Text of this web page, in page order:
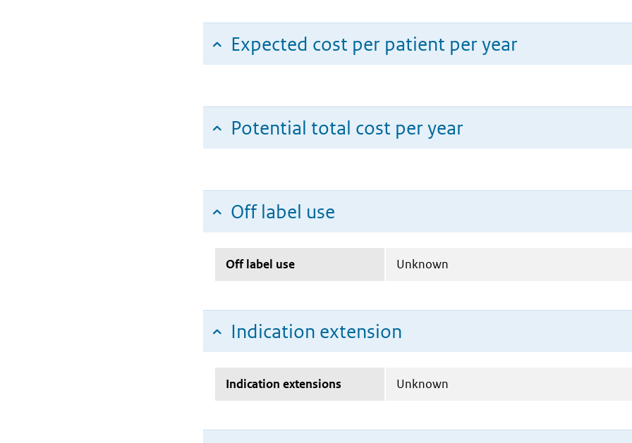
Expected cost per patient per year
Potential total cost per year
Off label use
Off label use Unknown
Indication extension
Indication extensions Unknown